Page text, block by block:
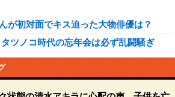
が初対面でキス迫った大物俳優は？
ツノコ時代の忘年会は必ず乱闘騒ぎ